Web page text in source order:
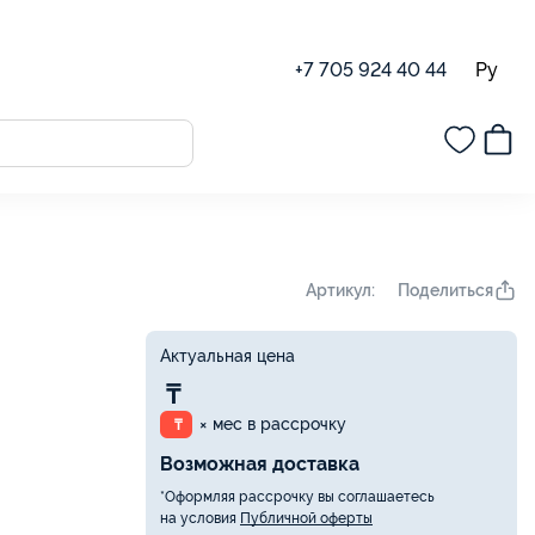
+7 705 924 40 44 Ру
Артикул: Поделиться
Актуальная цена
₸
₸ × мес в рассрочку
Возможная доставка
*Оформляя рассрочку вы соглашаетесь
на условия Публичной оферты